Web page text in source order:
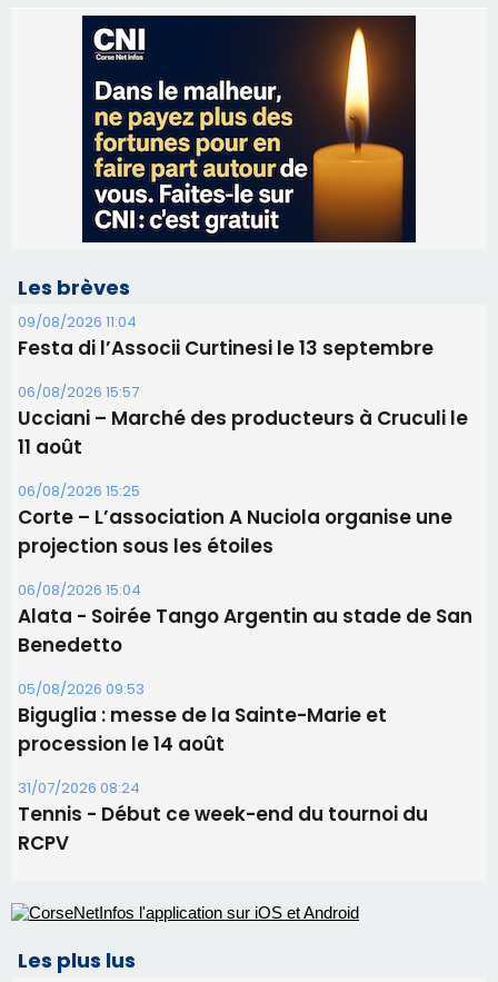
Les brèves
09/08/2026 11:04
Festa di l’Associi Curtinesi le 13 septembre
06/08/2026 15:57
Ucciani – Marché des producteurs à Cruculi le
06/08/2026 15:25
Corte – L’association A Nuciola organise une
projection sous les étoiles
06/08/2026 15:04
Alata - Soirée Tango Argentin au stade de San
Benedetto
05/08/2026 09:53
Biguglia : messe de la Sainte-Marie et
procession le 14 août
31/07/2026 08:24
Tennis - Début ce week-end du tournoi du
RCPV
Les plus lus
Satine Nomary est la nouvelle Miss Corse 2026
Éclipse du 12 août : la Corse aux premières loges
d'un spectacle qui ne reviendra pas avant 2081
profiter pleinement du spectacle ?
consommation en recul dans les restaurants